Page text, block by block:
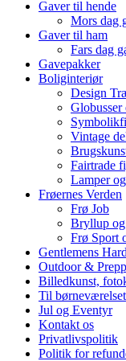
Gaver til hende
Mors dag
Gaver til ham
Fars dag
Gavepakker
Boliginteriør
Design
Globusser
Vintage
Fairtrade
Lamper
Frøernes Verden
Frø Job
Bryllup
Frø Sport
Gentlemens
Outdoor &
Billedkunst,
Til børneværelset
Jul og Eventyr
Kontakt os
Privatlivspolitik
Politik for